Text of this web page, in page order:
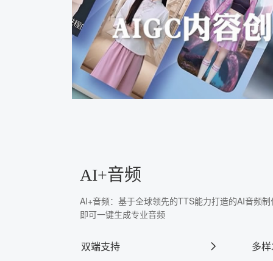
AI+音频
AI+音频：基于全球领先的TTS能力打造的AI音频
即可一键生成专业音频
双端支持 多